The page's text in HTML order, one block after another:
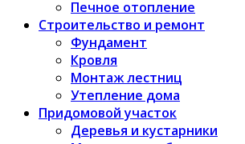
Печное отопление
Строительство и ремонт
Фундамент
Кровля
Монтаж лестниц
Утепление дома
Придомовой участок
Деревья и кустарники